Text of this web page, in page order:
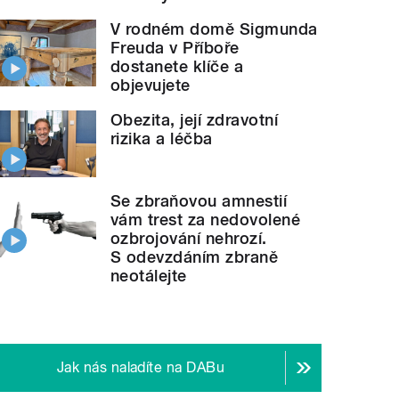
V rodném domě Sigmunda
Freuda v Příboře
dostanete klíče a
objevujete
Obezita, její zdravotní
rizika a léčba
Se zbraňovou amnestií
vám trest za nedovolené
ozbrojování nehrozí.
S odevzdáním zbraně
neotálejte
Jak nás naladíte na DABu